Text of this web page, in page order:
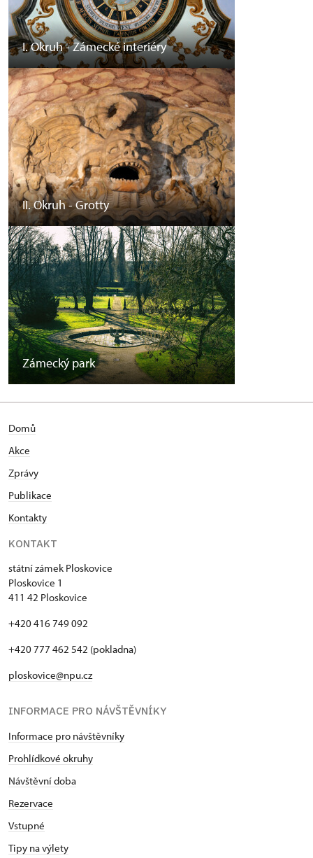
I. Okruh - Zámecké interiéry
II. Okruh - Grotty
Zámecký park
Domů
Akce
Zprávy
Publikace
Kontakty
KONTAKT
státní zámek Ploskovice
Ploskovice 1
411 42 Ploskovice
+420 416 749 092
+420 777 462 542 (pokladna)
ploskovice@npu.cz
INFORMACE PRO NÁVŠTĚVNÍKY
Informace pro návštěvníky
Prohlídkové okruhy
Návštěvní doba
Rezervace
Vstupné
Tipy na výlety